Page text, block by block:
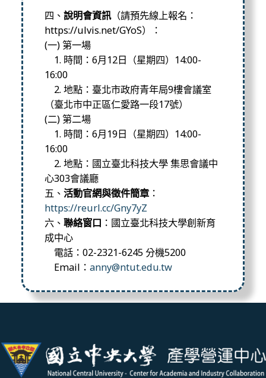
四、 說明會資訊（請預先線上報名：
https://ulvis.net/GYoS）：
(一) 第一場
1. 時間：6月12日（星期四）14:00-
16:00
2. 地點：臺北市政府青年局9樓會議室
（臺北市中正區仁愛路一段17號）
(二) 第二場
1. 時間：6月19日（星期四）14:00-
16:00
2. 地點：國立臺北科技大學 集思會議中
心303會議廳
五、 活動官網與徵件簡章：
https://reurl.cc/Gny7yZ
六、 聯絡窗口 ：國立臺北科技大學創新育
成中心
電話：02-2321-6245 分機5200
Email： anny@ntut.edu.tw